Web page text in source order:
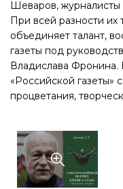
Шеваров, журналисты
При всей разности их
объединяет талант,
газеты под
Владислава Фронина.
«Российской
процветания,